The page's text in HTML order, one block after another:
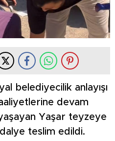
belediyecilik anlayışı
devam
Yaşar teyzeye
teslim edildi.